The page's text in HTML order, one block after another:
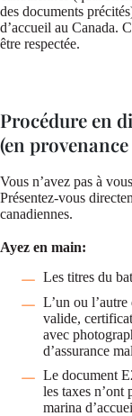
des documents
d’accueil au Canada.
être respectée.
Procédure en
(en
Vous n’avez pas à
Présentez-vous
canadiennes.
Ayez en main:
Les titres du
L’un ou
valide,
avec
d’assurance
Le document
les taxes n’ont
marina